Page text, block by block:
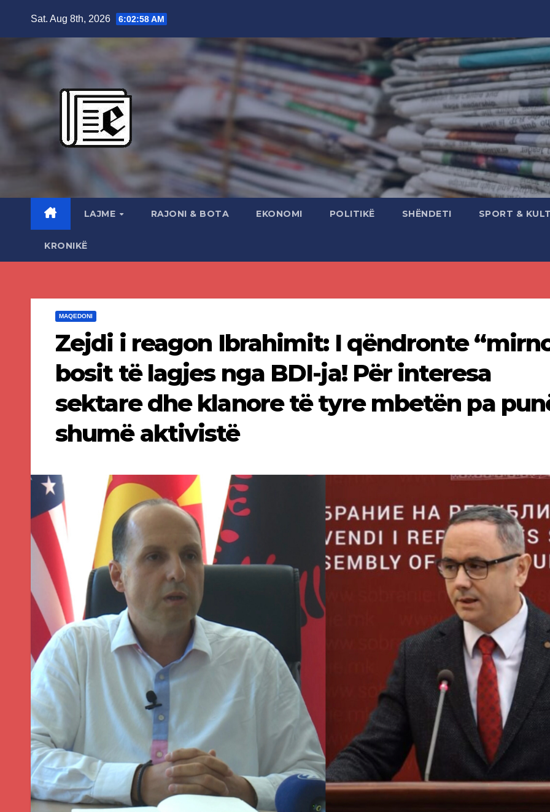
Sat. Aug 8th, 2026 6:03:00 AM
LAJME RAJONI & BOTA EKONOMI POLITIKË SHËNDETI SPORT &
KRONIKË
MAQEDONI
Zejdi i reagon Ibrahimit: I qëndronte
bosit të lagjes nga BDI-ja! Për interesa
sektare dhe klanore të tyre mbetën pa
shumë aktivistë